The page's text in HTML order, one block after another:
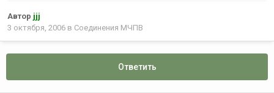
Автор jjj
3 октября, 2006 в Соединения МЧПВ
Ответить